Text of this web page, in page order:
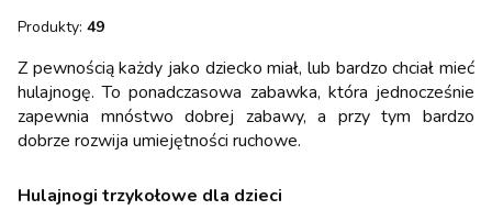
Produkty: 49
Z pewnością każdy jako dziecko miał, lub bardzo chciał mieć
hulajnogę. To ponadczasowa zabawka, która jednocześnie
zapewnia mnóstwo dobrej zabawy, a przy tym bardzo
dobrze rozwija umiejętności ruchowe.
Hulajnogi trzykołowe dla dzieci